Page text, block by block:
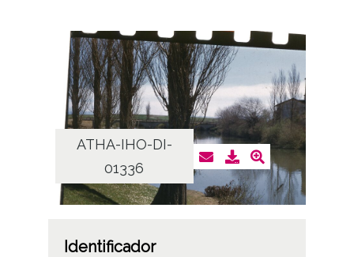
ATHA-IHO-DI-
01336
Identificador